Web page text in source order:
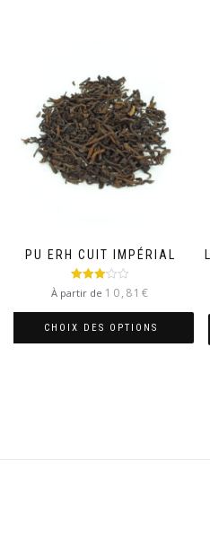
PU ERH CUIT IMPÉRIAL
Note
3.00
sur 5
À partir de 10,81 €
CHOIX DES OPTIONS